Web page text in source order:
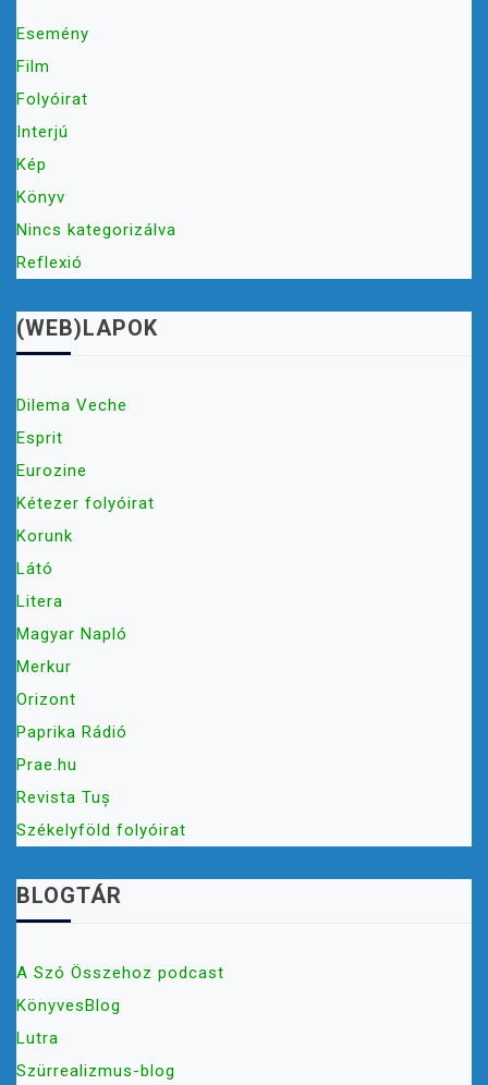
Esemény
Film
Folyóirat
Interjú
Kép
Könyv
Nincs kategorizálva
Reflexió
(WEB)LAPOK
Dilema Veche
Esprit
Eurozine
Kétezer folyóirat
Korunk
Látó
Litera
Magyar Napló
Merkur
Orizont
Paprika Rádió
Prae.hu
Revista Tuș
Székelyföld folyóirat
BLOGTÁR
A Szó Összehoz podcast
KönyvesBlog
Lutra
Szürrealizmus-blog